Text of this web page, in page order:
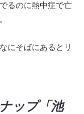
るのに熱中症で亡
にそばにあるとリ
ップ「池